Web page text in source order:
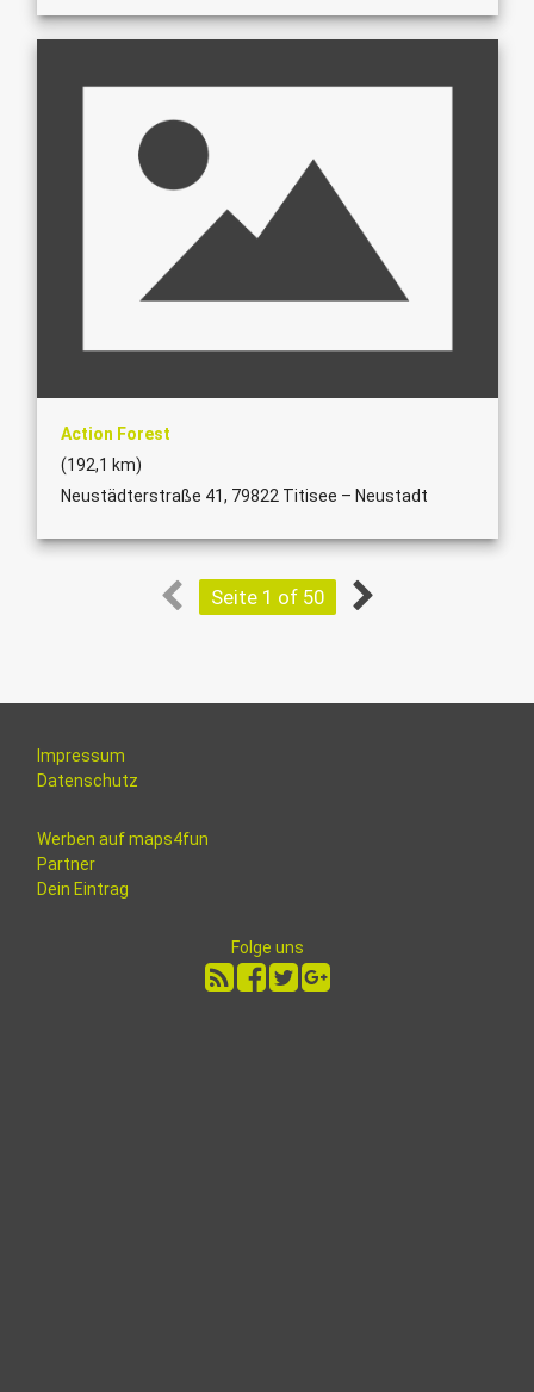
Action Forest
(192,1 km)
Neustädterstraße 41, 79822 Titisee – Neustadt
Seite 1 of 50
Impressum
Datenschutz
Werben auf maps4fun
Partner
Dein Eintrag
Folge uns